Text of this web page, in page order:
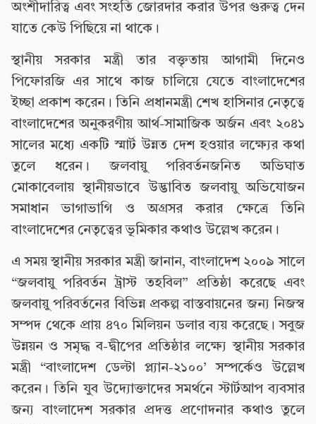
অংশীদারিত্ব এবং সংহতি জোরদার করার উপর গুরুত্ব দেন
যাতে কেউ পিছিয়ে না থাকে।
স্থানীয় সরকার মন্ত্রী তার বক্তৃতায় আগামী দিনেও
পিফোরজি এর সাথে কাজ চালিয়ে যেতে বাংলাদেশের
ইচ্ছা প্রকাশ করেন। তিনি প্রধানমন্ত্রী শেখ হাসিনার নেতৃত্বে
বাংলাদেশের অনুকরণীয় আর্থ-সামাজিক অর্জন এবং ২০৪১
সালের মধ্যে একটি স্মার্ট উন্নত দেশ হওয়ার লক্ষ্যের কথা
তুলে ধরেন। জলবায়ু পরিবর্তনজনিত অভিঘাত
মোকাবেলায় স্থানীয়ভাবে উদ্ভাবিত জলবায়ু অভিযোজন
সমাধান ভাগাভাগি ও অগ্রসর করার ক্ষেত্রে তিনি
বাংলাদেশের নেতৃত্বের ভূমিকার কথাও উল্লেখ করেন।
এ সময় স্থানীয় সরকার মন্ত্রী জানান, বাংলাদেশ ২০০৯ সালে
“জলবায়ু পরিবর্তন ট্রাস্ট তহবিল” প্রতিষ্ঠা করেছে এবং
জলবায়ু পরিবর্তনের বিভিন্ন প্রকল্প বাস্তবায়নের জন্য নিজস্ব
সম্পদ থেকে প্রায় ৪৭০ মিলিয়ন ডলার ব্যয় করেছে। সবুজ
উন্নয়ন ও সমৃদ্ধ ব-দ্বীপের প্রতিষ্ঠার লক্ষ্যে স্থানীয় সরকার
মন্ত্রী “বাংলাদেশ ডেল্টা প্ল্যান-২১০০’ সম্পর্কেও উল্লেখ
করেন। তিনি যুব উদ্যোক্তাদের সমর্থনে স্টার্টআপ ব্যবসার
জন্য বাংলাদেশ সরকার প্রদত্ত প্রণোদনার কথাও তুলে